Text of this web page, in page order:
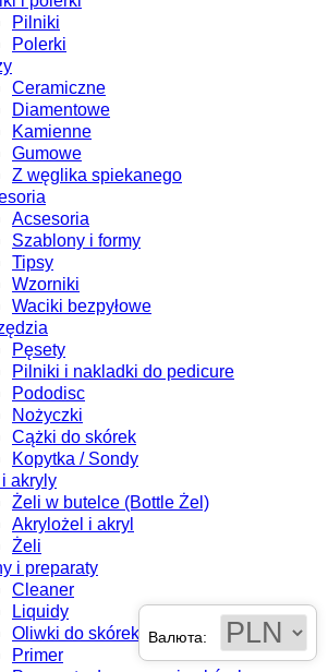
Pilniki
Polerki
Ceramiczne
Diamentowe
Kamienne
Gumowe
Z węglika spiekanego
Acsesoria
Szablony i formy
Tipsy
Wzorniki
Waciki bezpyłowe
Pęsety
Pilniki i nakladki do pedicure
Pododisc
Nożyczki
Cążki do skórek
Kopytka / Sondy
akryly
Żeli w butelce (Bottle Żel)
Akrylożel i akryl
Żeli
i preparaty
Cleaner
Liquidy
Oliwki do skórek
Primer
Валюта: